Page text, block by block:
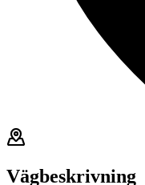
Vägbeskrivning